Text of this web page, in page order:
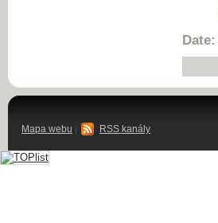
Date:
Mapa webu RSS kanály